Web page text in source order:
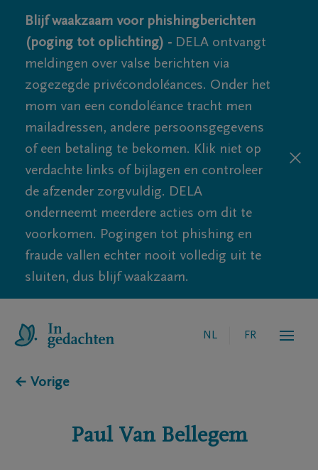
Blijf waakzaam voor phishingberichten
(poging tot oplichting) - DELA ontvangt
meldingen over valse berichten via
zogezegde privécondoléances. Onder het
mom van een condoléance tracht men
mailadressen, andere persoonsgegevens
of een betaling te bekomen. Klik niet op
verdachte links of bijlagen en controleer
de afzender zorgvuldig. DELA
onderneemt meerdere acties om dit te
voorkomen. Pogingen tot phishing en
fraude vallen echter nooit volledig uit te
sluiten, dus blijf waakzaam.
NL FR
← Vorige
Paul Van Bellegem